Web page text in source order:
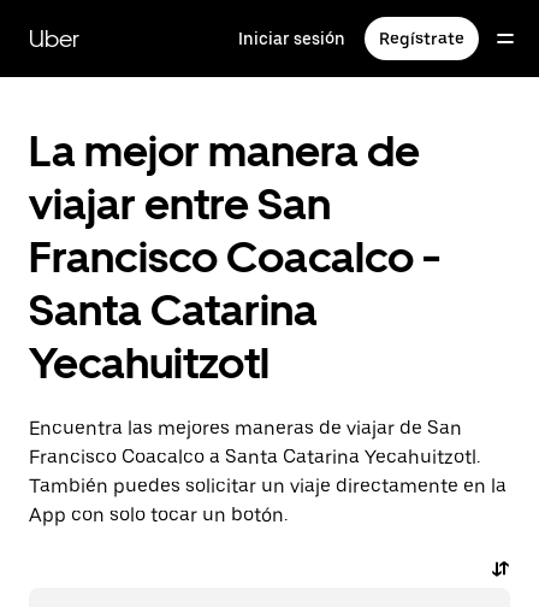
contenido
principal
Uber Iniciar sesión Regístrate
La mejor manera de
viajar entre San
Francisco Coacalco -
Santa Catarina
Yecahuitzotl
Encuentra las mejores maneras de viajar de San
Francisco Coacalco a Santa Catarina Yecahuitzotl.
También puedes solicitar un viaje directamente en la
App con solo tocar un botón.